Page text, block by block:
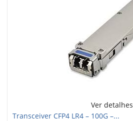
Ver detalhes
Transceiver CFP4 LR4 – 100G –...